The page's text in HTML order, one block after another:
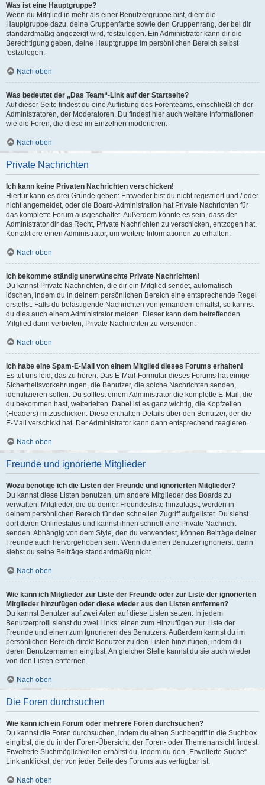
Was ist eine Hauptgruppe?
Wenn du Mitglied in mehr als einer Benutzergruppe bist, dient die
Hauptgruppe dazu, deine Gruppenfarbe sowie den Gruppenrang, der bei dir
standardmäßig angezeigt wird, festzulegen. Ein Administrator kann dir die
Berechtigung geben, deine Hauptgruppe im persönlichen Bereich selbst
festzulegen.
Nach oben
Was bedeutet der „Das Team“-Link auf der Startseite?
Auf dieser Seite findest du eine Auflistung des Forenteams, einschließlich der
Administratoren, der Moderatoren. Du findest hier auch weitere Informationen
wie die Foren, die diese im Einzelnen moderieren.
Nach oben
Private Nachrichten
Ich kann keine Privaten Nachrichten verschicken!
Hierfür kann es drei Gründe geben: Entweder bist du nicht registriert und / oder
nicht angemeldet, oder die Board-Administration hat Private Nachrichten für
das komplette Forum ausgeschaltet. Außerdem könnte es sein, dass der
Administrator dir das Recht, Private Nachrichten zu verschicken, entzogen hat.
Kontaktiere einen Administrator, um weitere Informationen zu erhalten.
Nach oben
Ich bekomme ständig unerwünschte Private Nachrichten!
Du kannst Private Nachrichten, die dir ein Mitglied sendet, automatisch
löschen, indem du in deinem persönlichen Bereich eine entsprechende Regel
erstellst. Falls du belästigende Nachrichten von jemandem erhältst, so kannst
du dies auch einem Administrator melden. Dieser kann dem betreffenden
Mitglied dann verbieten, Private Nachrichten zu versenden.
Nach oben
Ich habe eine Spam-E-Mail von einem Mitglied dieses Forums erhalten!
Es tut uns leid, das zu hören. Das E-Mail-Formular dieses Forums hat einige
Sicherheitsvorkehrungen, die Benutzer, die solche Nachrichten senden,
identifizieren sollen. Du solltest einem Administrator die komplette E-Mail, die
du bekommen hast, weiterleiten. Dabei ist es ganz wichtig, die Kopfzeilen
(Headers) mitzuschicken. Diese enthalten Details über den Benutzer, der die
E-Mail verschickt hat. Der Administrator kann dann entsprechend reagieren.
Nach oben
Freunde und ignorierte Mitglieder
Wozu benötige ich die Listen der Freunde und ignorierten Mitglieder?
Du kannst diese Listen benutzen, um andere Mitglieder des Boards zu
verwalten. Mitglieder, die du deiner Freundesliste hinzufügst, werden in
deinem persönlichen Bereich für den schnellen Zugriff aufgelistet. Du siehst
dort deren Onlinestatus und kannst ihnen schnell eine Private Nachricht
senden. Abhängig von dem Style, den du verwendest, können Beiträge deiner
Freunde auch hervorgehoben sein. Wenn du einen Benutzer ignorierst, dann
siehst du seine Beiträge standardmäßig nicht.
Nach oben
Wie kann ich Mitglieder zur Liste der Freunde oder zur Liste der ignorierten
Mitglieder hinzufügen oder diese wieder aus den Listen entfernen?
Du kannst Benutzer auf zwei Arten auf diese Listen setzen: In jedem
Benutzerprofil siehst du zwei Links: einen zum Hinzufügen zur Liste der
Freunde und einen zum Ignorieren des Benutzers. Außerdem kannst du im
persönlichen Bereich direkt Benutzer zu den Listen hinzufügen, indem du
deren Benutzernamen eingibst. An gleicher Stelle kannst du sie auch wieder
von den Listen entfernen.
Nach oben
Die Foren durchsuchen
Wie kann ich ein Forum oder mehrere Foren durchsuchen?
Du kannst die Foren durchsuchen, indem du einen Suchbegriff in die Suchbox
eingibst, die du in der Foren-Übersicht, der Foren- oder Themenansicht findest.
Erweiterte Suchmöglichkeiten erhältst du, indem du den „Erweiterte Suche“-
Link anklickst, der von jeder Seite des Forums aus verfügbar ist.
Nach oben